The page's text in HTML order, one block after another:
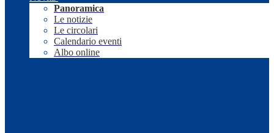
Panoramica
Le notizie
Le circolari
Calendario eventi
Albo online